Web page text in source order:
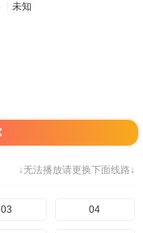
未知
↓无法播放请更换下面线路↓
03 04